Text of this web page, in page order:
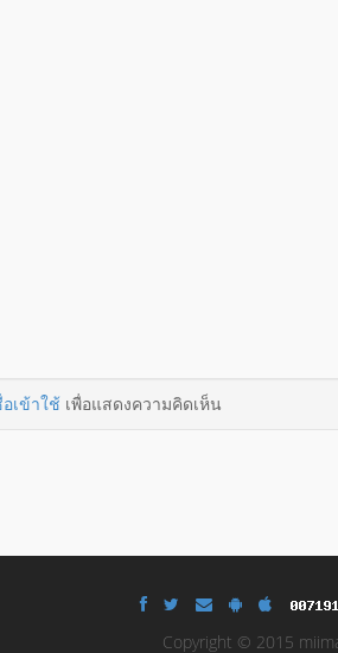
เข้าใช้เพื่อแสดงความคิดเห็น
Copyright © 2015